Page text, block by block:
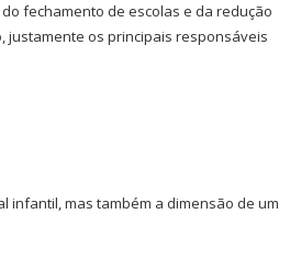
fechamento de escolas e da redução
justamente os principais responsáveis
infantil, mas também a dimensão de um